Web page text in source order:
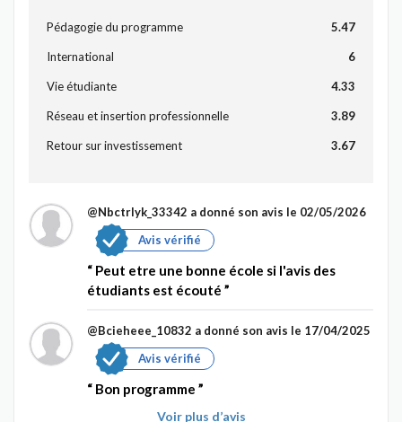
Pédagogie du programme 5.47
International 6
Vie étudiante 4.33
Réseau et insertion professionnelle 3.89
Retour sur investissement 3.67
@Nbctrlyk_33342 a donné son avis le 02/05/2026
Avis vérifié
Peut etre une bonne école si l'avis des
étudiants est écouté
@Bcieheee_10832 a donné son avis le 17/04/2025
Avis vérifié
Bon programme
Voir plus d’avis